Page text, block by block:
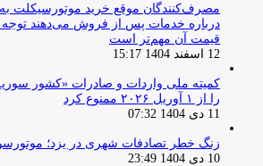
مصرف‌کنندگان موقع خرید موتورسیکلت
درباره خدمات پس از فروش می‌دهند توجه
قیمت آن مهم‌تر است
12 اسفند 1404 15:17
کمیته ملی واردات و صادرات «کشور
را از ۱ آوریل ۲۰۲۶ ممنوع کرد
11 دی 1404 07:32
زنگ خطر تصادفات شهری در یزد؛
10 دی 1404 23:49